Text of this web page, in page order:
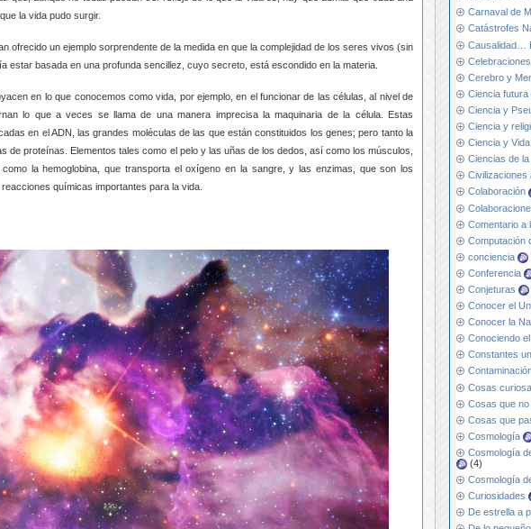
Carnaval de
Catástrofes
Causalidad…
Celebraciones
Cerebro y
Ciencia futura
Ciencia y
Ciencia y
Ciencia y Vida
Ciencias de
Civilizaciones
Colaboración
Comentario a
Computación
conciencia
Conferencia
Conjeturas
Conocer el
Conocer la
Conociendo
Constantes
Cosas
Cosas que
Cosas que
Cosmología
Cosmología
(4)
Cosmología
Curiosidades
De estrella a
la vida pudo surgir.
ofrecido un ejemplo sorprendente de la medida en que la complejidad de los seres vivos (sin
estar basada en una profunda sencillez, cuyo secreto, está escondido en la materia.
en lo que conocemos como vida, por ejemplo, en el funcionar de las células, al nivel de
lo que a veces se llama de una manera imprecisa la maquinaria de la célula. Estas
en el ADN, las grandes moléculas de las que están constituidos los genes; pero tanto la
de proteínas. Elementos tales como el pelo y las uñas de los dedos, así como los músculos,
la hemoglobina, que transporta el oxígeno en la sangre, y las enzimas, que son los
químicas importantes para la vida.